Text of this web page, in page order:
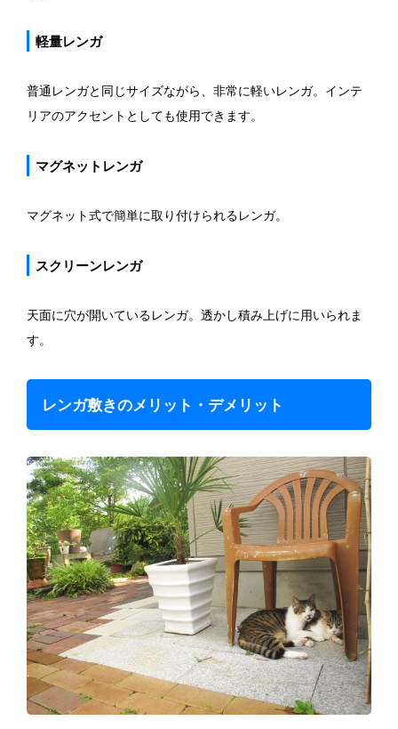
軽量レンガ
普通レンガと同じサイズながら、非常に軽いレンガ。インテ
リアのアクセントとしても使用できます。
マグネットレンガ
マグネット式で簡単に取り付けられるレンガ。
スクリーンレンガ
天面に穴が開いているレンガ。透かし積み上げに用いられま
す。
レンガ敷きのメリット・デメリット